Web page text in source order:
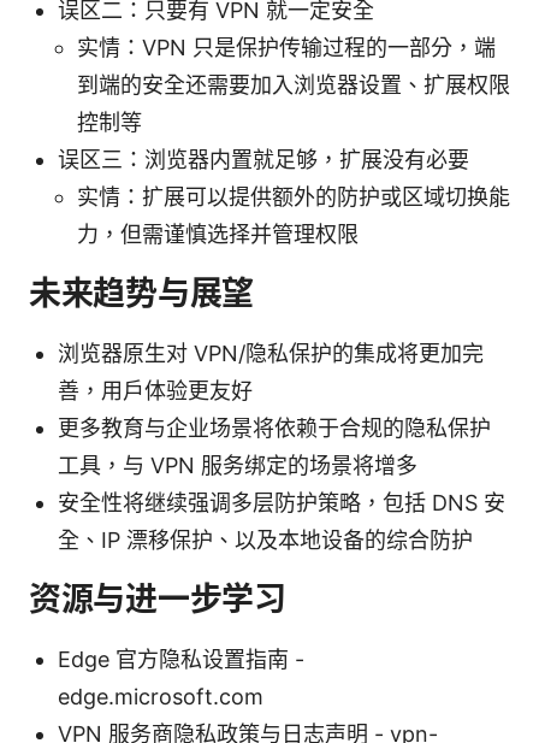
误区二：只要有 VPN 就一定安全
实情：VPN 只是保护传输过程的一部分，端
到端的安全还需要加入浏览器设置、扩展权限
控制等
误区三：浏览器内置就足够，扩展没有必要
实情：扩展可以提供额外的防护或区域切换能
力，但需谨慎选择并管理权限
未来趋势与展望
浏览器原生对 VPN/隐私保护的集成将更加完
善，用户体验更友好
更多教育与企业场景将依赖于合规的隐私保护
工具，与 VPN 服务绑定的场景将增多
安全性将继续强调多层防护策略，包括 DNS 安
全、IP 漂移保护、以及本地设备的综合防护
资源与进一步学习
Edge 官方隐私设置指南 -
edge.microsoft.com
VPN 服务商隐私政策与日志声明 - vpn-